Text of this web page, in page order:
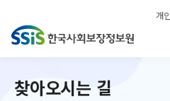
개
찾아오시는 길